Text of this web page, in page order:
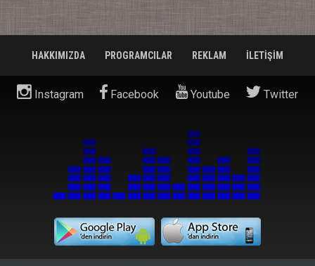
HAKKIMIZDA PROGRAMCILAR REKLAM İLETİŞİM
Instagram Facebook Youtube Twitter